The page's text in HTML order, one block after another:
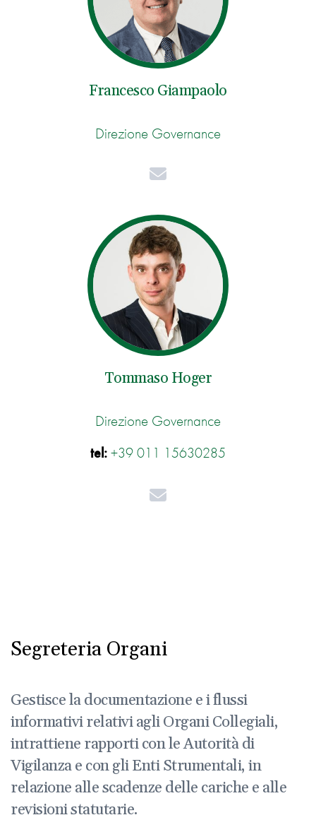
Francesco Giampaolo
Direzione Governance
Mail
Tommaso Hoger
Direzione Governance
tel:+39 011 15630285
Mail
Segreteria Organi
Gestisce la documentazione e i flussi
informativi relativi agli Organi Collegiali,
intrattiene rapporti con le Autorità di
Vigilanza e con gli Enti Strumentali, in
relazione alle scadenze delle cariche e alle
revisioni statutarie.